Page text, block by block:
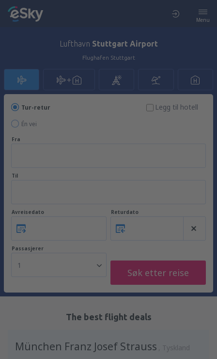
Menu
Lufthavn Stuttgart Airport
Flughafen Stuttgart
Tur-retur
Én vei
Legg til hotell
Fra
Til
Avreisedato Returdato
Passasjerer
1
Søk etter reise
The best flight deals
München Franz Josef Strauss Tyskland